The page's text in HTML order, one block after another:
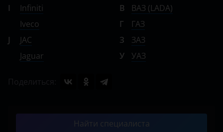
I
Infiniti
Iveco
J
JAC
Jaguar
В
ВАЗ (LADA)
Г
ГАЗ
З
ЗАЗ
У
УАЗ
Найти специалиста